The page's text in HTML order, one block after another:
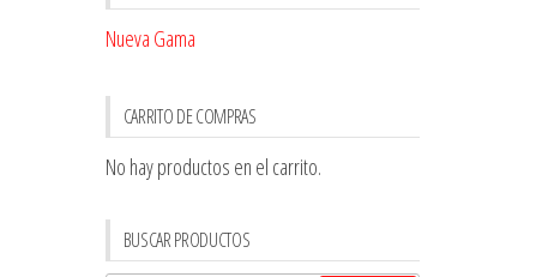
Nueva Gama
CARRITO DE COMPRAS
No hay productos en el carrito.
BUSCAR PRODUCTOS